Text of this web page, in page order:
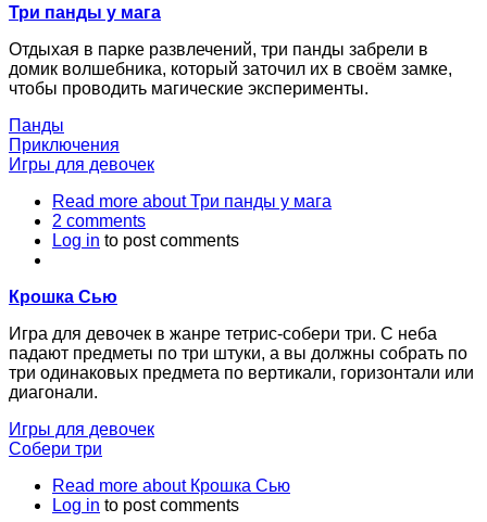
Три панды у мага
Отдыхая в парке развлечений, три панды забрели в
домик волшебника, который заточил их в своём замке,
чтобы проводить магические эксперименты.
Панды
Приключения
Игры для девочек
Read more about Три панды у мага
2 comments
Log in to post comments
Крошка Сью
Игра для девочек в жанре тетрис-собери три. С неба
падают предметы по три штуки, а вы должны собрать по
три одинаковых предмета по вертикали, горизонтали или
диагонали.
Игры для девочек
Собери три
Read more about Крошка Сью
Log in to post comments